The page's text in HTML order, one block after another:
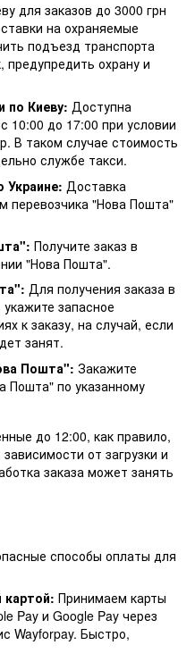
для заказов до 3000 грн
на охраняемые
подъезд транспорта
предупредить охрану и
по Киеву: Доступна
10:00 до 17:00 при условии
В таком случае стоимость
службе такси.
Доставка
перевозчика "Нова Пошта"
Получите заказ в
"Нова Пошта".
Для получения заказа в
запасное
к заказу, на случай, если
занят.
Пошта": Закажите
Пошта" по указанному
до 12:00, как правило,
от загрузки и
заказа может занять
способы оплаты для
картой: Принимаем карты
Pay и Google Pay через
Wayforpay. Быстро,